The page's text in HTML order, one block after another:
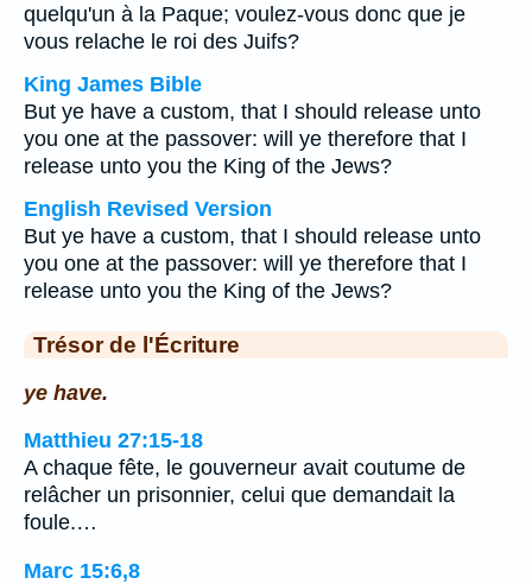
quelqu'un à la Paque; voulez-vous donc que je
vous relache le roi des Juifs?
King James Bible
But ye have a custom, that I should release unto
you one at the passover: will ye therefore that I
release unto you the King of the Jews?
English Revised Version
But ye have a custom, that I should release unto
you one at the passover: will ye therefore that I
release unto you the King of the Jews?
Trésor de l'Écriture
ye have.
Matthieu 27:15-18
A chaque fête, le gouverneur avait coutume de
relâcher un prisonnier, celui que demandait la
foule.…
Marc 15:6,8